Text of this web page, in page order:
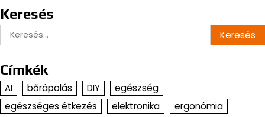
Keresés
Keresés:
Címkék
AI bőrápolás DIY
egészség
egészséges étkezés
elektronika
ergonómia